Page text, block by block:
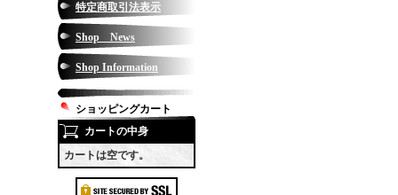
特定商取引法表示
Shop News
Shop Information
ショッピングカート
カートの中身
カートは空です。